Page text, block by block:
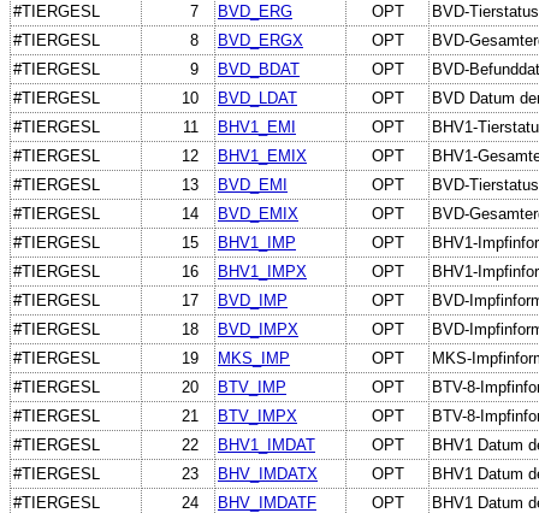
#TIERGESL
7 BVD_ERG OPT
BVD-
#TIERGESL
8 BVD_ERGX OPT
BVD-
#TIERGESL
9 BVD_BDAT OPT
BVD-
#TIERGESL
10 BVD_LDAT OPT
BVD Datum
#TIERGESL
11 BHV1_EMI OPT
BHV1-
#TIERGESL
12 BHV1_EMIX OPT
BHV1-
#TIERGESL
13 BVD_EMI OPT
BVD-
#TIERGESL
14 BVD_EMIX OPT
BVD-
#TIERGESL
15 BHV1_IMP OPT
BHV1-
#TIERGESL
16 BHV1_IMPX OPT
BHV1-
#TIERGESL
17 BVD_IMP OPT
BVD-
#TIERGESL
18 BVD_IMPX OPT
BVD-
#TIERGESL
19 MKS_IMP OPT
MKS-
#TIERGESL
20 BTV_IMP OPT
BTV-8-
#TIERGESL
21 BTV_IMPX OPT
BTV-8-
#TIERGESL
22 BHV1_IMDAT OPT
BHV1 Datum
#TIERGESL
23 BHV_IMDATX OPT
BHV1 Datum
#TIERGESL
24 BHV_IMDATF OPT
BHV1 Datum